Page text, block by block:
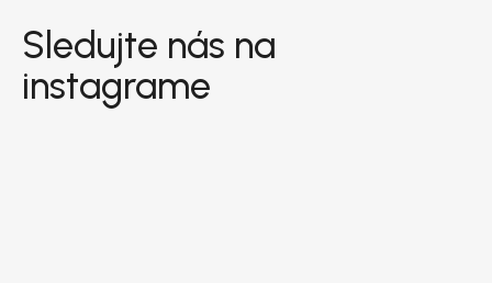
Sledujte nás na
instagrame